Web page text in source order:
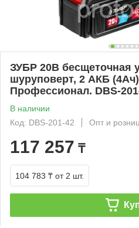
ЗУБР 20В бесщеточная
шуруповерт, 2 АКБ
Профессионал. DBS-
В наличии
Код: DBS-201-42
Опт и
117 257 ₸
104 783 ₸ от 2 шт.